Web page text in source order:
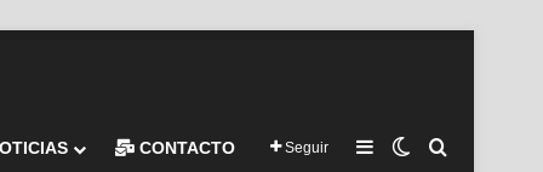
CONTACTO Seguir Barra lateral
Switch skin